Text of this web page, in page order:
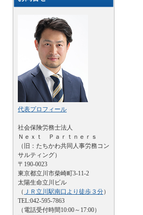
代表プロフィール
社会保険労務士法人
Ｎｅｘｔ Ｐａｒｔｎｅｒｓ
（旧：たちかわ共同人事労務コン
サルティング）
〒190-0023
東京都立川市柴崎町3-11-2
太陽生命立川ビル
（ ＪＲ立川駅南口より徒歩３分）
TEL:042-595-7863
（電話受付時間10:00～17:00）